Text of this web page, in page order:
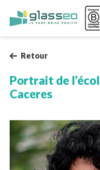
Retour
Portrait de
Caceres
Image